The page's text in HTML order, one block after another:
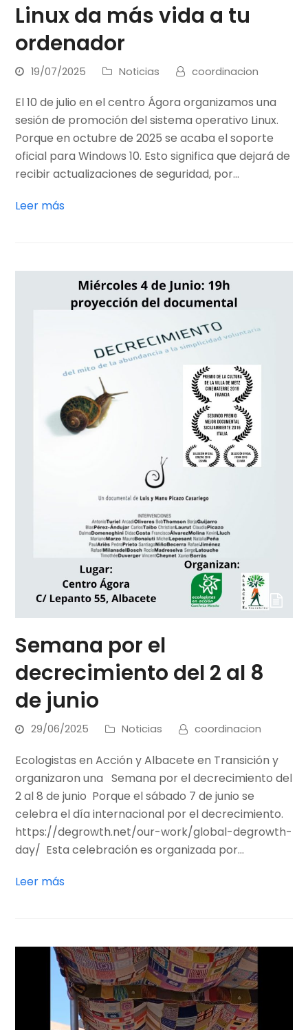
Linux da más vida a tu
ordenador
19/07/2025 Noticias coordinacion
El 10 de julio en el centro Ágora organizamos una
sesión de promoción del sistema operativo Linux.
Porque en octubre de 2025 se acaba el soporte
oficial para Windows 10. Esto significa que dejará de
recibir actualizaciones de seguridad, por…
Leer más
Semana por el
decrecimiento del 2 al 8
de junio
29/06/2025 Noticias coordinacion
Ecologistas en Acción y Albacete en Transición y
organizaron una Semana por el decrecimiento del
2 al 8 de junio Porque el sábado 7 de junio se
celebra el día internacional por el decrecimiento.
https://degrowth.net/our-work/global-degrowth-
day/ Esta celebración es organizada por…
Leer más